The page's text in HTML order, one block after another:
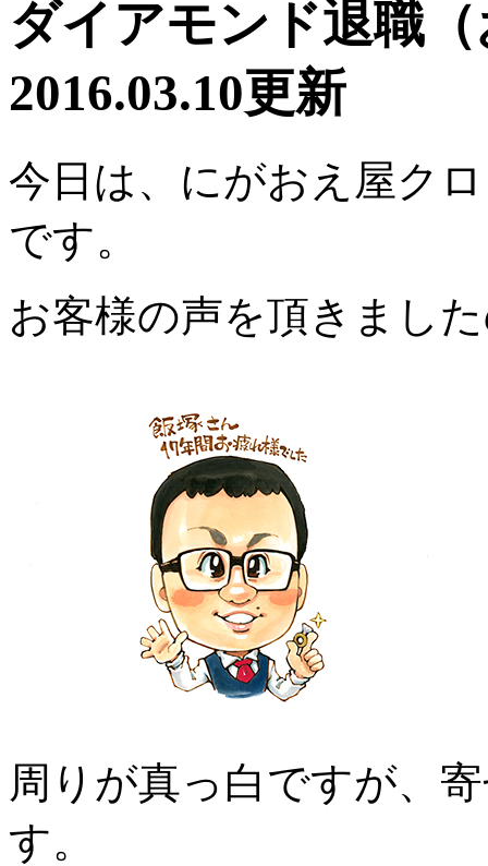
ダイアモンド退職
2016.03.10更新
今日は、にがおえ屋ク
です。
お客様の声を頂きまし
周りが真っ白ですが、
す。